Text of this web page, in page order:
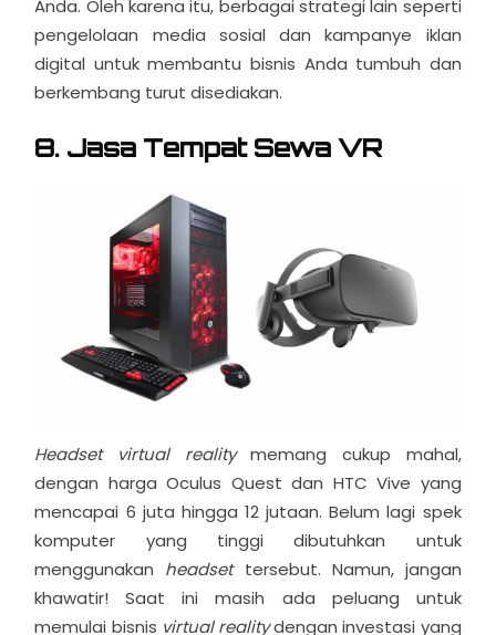
Anda. Oleh karena itu, berbagai strategi lain seperti
pengelolaan media sosial dan kampanye iklan
digital untuk membantu bisnis Anda tumbuh dan
berkembang turut disediakan.
8. Jasa Tempat Sewa VR
Headset virtual realitymemang cukup mahal,
dengan harga Oculus Quest dan HTC Vive yang
mencapai 6 juta hingga 12 jutaan. Belum lagi spek
komputer yang tinggi dibutuhkan untuk
menggunakan headsettersebut. Namun, jangan
khawatir! Saat ini masih ada peluang untuk
memulai bisnis virtual realitydengan investasi yang